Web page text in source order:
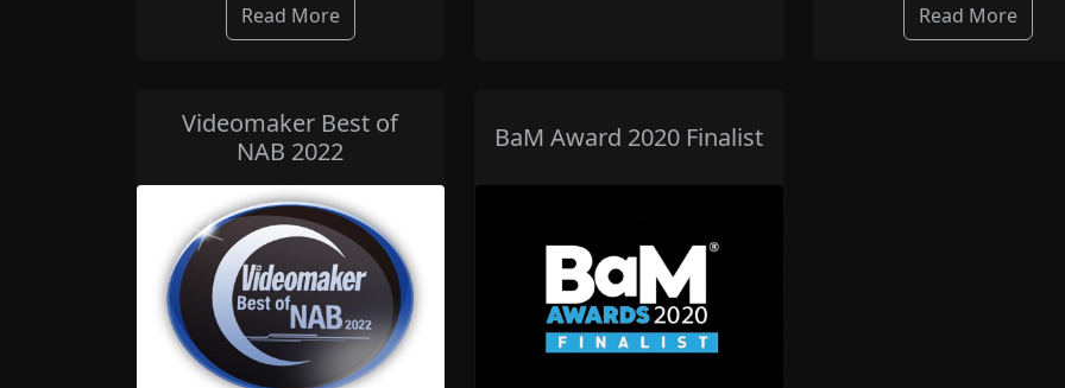
Read More Read More
Videomaker Best of
NAB 2022
BaM Award 2020 Finalist